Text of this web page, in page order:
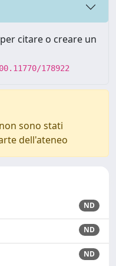
citare o creare un
178922
sono stati
dell'ateneo
ND
ND
ND